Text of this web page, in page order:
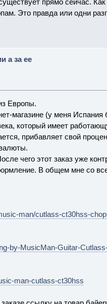
прямо сейчас.
Это правда или одни
а за ее
Европы.
магазине (у меня Испания
который имеет
прибавляет свой
чего этот заказ уже
В общем мне со
man/cutlass-ct30hss-
by-MusicMan-Guitar-
man-cutlass-ct30hss